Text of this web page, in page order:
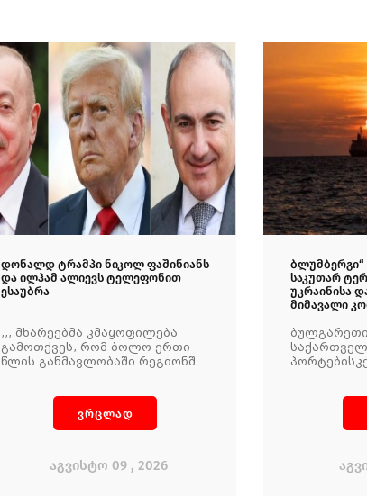
დონალდ ტრამპი ნიკოლ ფაშინიანს
და ილჰამ ალიევს ტელეფონით
ესაუბრა
,,, მხარეებმა კმაყოფილება
გამოთქვეს, რომ ბოლო ერთი
წლის განმავლობაში რეგიონში
შეეძლოთ, რეგიონში
ესკალაცია გაეზარდათ.''
ვრცლად
აგვისტო 09 , 2026
ბლუმბერგი“
საკუთარ
უკრაინისა
მიმავალი